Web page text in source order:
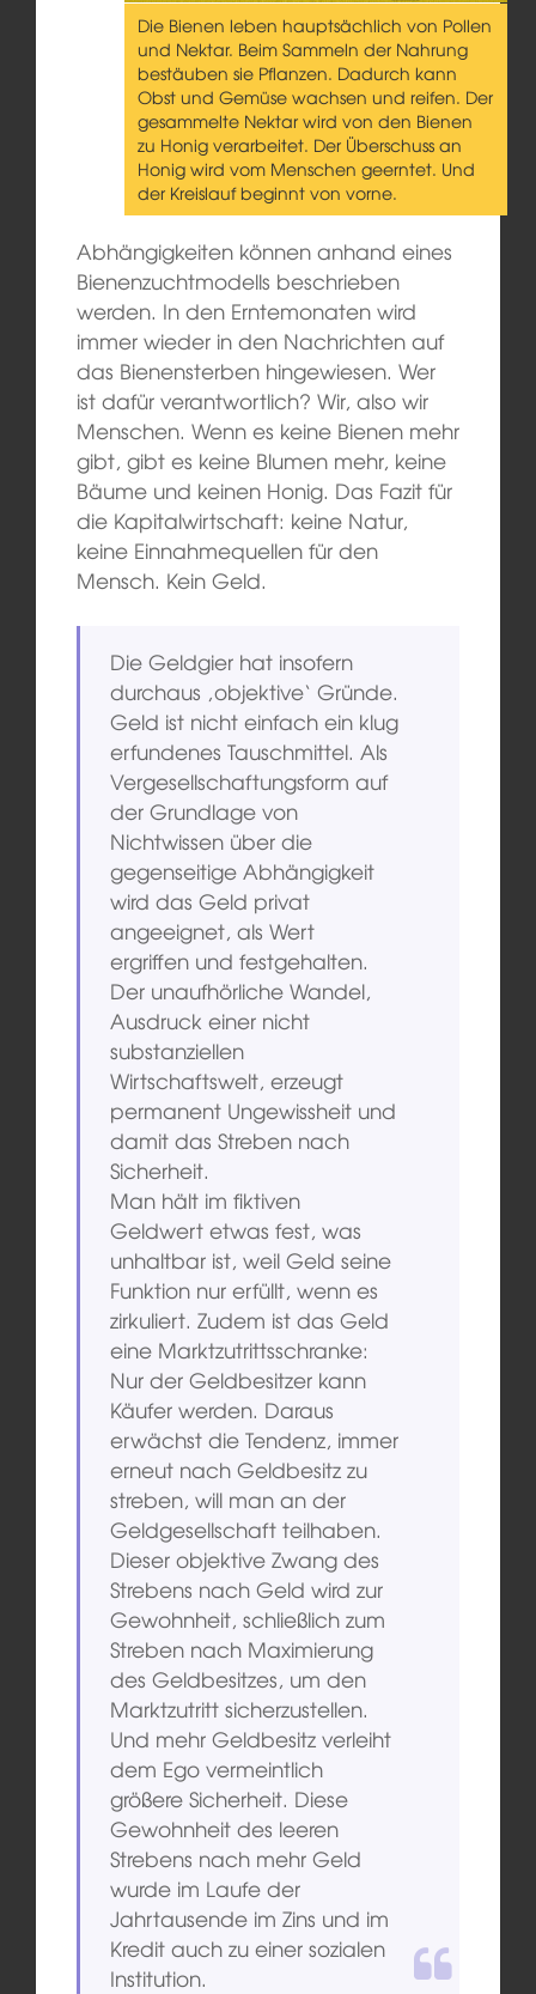
Die Bienen leben hauptsächlich von Pollen
und Nektar. Beim Sammeln der Nahrung
bestäuben sie Pflanzen. Dadurch kann
Obst und Gemüse wachsen und reifen. Der
gesammelte Nektar wird von den Bienen
zu Honig verarbeitet. Der Überschuss an
Honig wird vom Menschen geerntet. Und
der Kreislauf beginnt von vorne.
Abhängigkeiten können anhand eines
Bienenzuchtmodells beschrieben
werden. In den Erntemonaten wird
immer wieder in den Nachrichten auf
das Bienensterben hingewiesen. Wer
ist dafür verantwortlich? Wir, also wir
Menschen. Wenn es keine Bienen mehr
gibt, gibt es keine Blumen mehr, keine
Bäume und keinen Honig. Das Fazit für
die Kapitalwirtschaft: keine Natur,
keine Einnahmequellen für den
Mensch. Kein Geld.
Die Geldgier hat insofern
durchaus ‚objektive‘ Gründe.
Geld ist nicht einfach ein klug
erfundenes Tauschmittel. Als
Vergesellschaftungsform auf
der Grundlage von
Nichtwissen über die
gegenseitige Abhängigkeit
wird das Geld privat
angeeignet, als Wert
ergriffen und festgehalten.
Der unaufhörliche Wandel,
Ausdruck einer nicht
substanziellen
Wirtschaftswelt, erzeugt
permanent Ungewissheit und
damit das Streben nach
Sicherheit.
Man hält im fiktiven
Geldwert etwas fest, was
unhaltbar ist, weil Geld seine
Funktion nur erfüllt, wenn es
zirkuliert. Zudem ist das Geld
eine Marktzutrittsschranke:
Nur der Geldbesitzer kann
Käufer werden. Daraus
erwächst die Tendenz, immer
erneut nach Geldbesitz zu
streben, will man an der
Geldgesellschaft teilhaben.
Dieser objektive Zwang des
Strebens nach Geld wird zur
Gewohnheit, schließlich zum
Streben nach Maximierung
des Geldbesitzes, um den
Marktzutritt sicherzustellen.
Und mehr Geldbesitz verleiht
dem Ego vermeintlich
größere Sicherheit. Diese
Gewohnheit des leeren
Strebens nach mehr Geld
wurde im Laufe der
Jahrtausende im Zins und im
Kredit auch zu einer sozialen
Institution.